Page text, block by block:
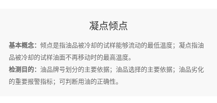
凝点倾点
基本概念： 倾点是指油品被冷却的试样能够流动的最低温度；凝点指油
品被冷却的试样油面不再移动时的最高温度。
检测目的： 油品牌号划分的主要依据；油品选择的主要依据；油品劣化
的重要报警指标；可判断用油的正确性。